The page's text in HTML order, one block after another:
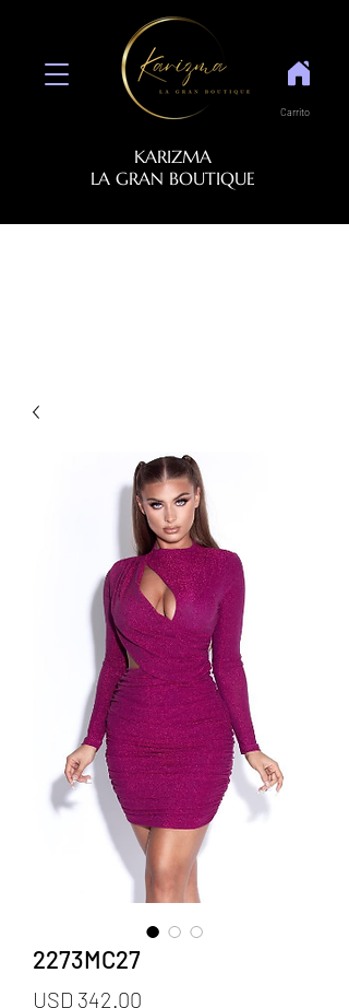
KARIZMA
LA GRAN BOUTIQUE
Carrito
2273MC27
USD 342.00